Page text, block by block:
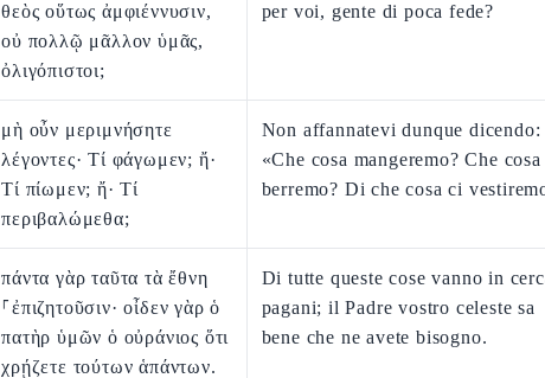
θεὸς οὕτως ἀμφιέννυσιν,
οὐ πολλῷ μᾶλλον ὑμᾶς,
ὀλιγόπιστοι;
per voi, gente di poca fede?
μὴ οὖν μεριμνήσητε
λέγοντες· Τί φάγωμεν; ἤ·
Τί πίωμεν; ἤ· Τί
περιβαλώμεθα;
Non affannatevi dunque dicendo:
«Che cosa mangeremo? Che cosa
berremo? Di che cosa ci
πάντα γὰρ ταῦτα τὰ ἔθνη
⸀ἐπιζητοῦσιν· οἶδεν γὰρ ὁ
πατὴρ ὑμῶν ὁ οὐράνιος ὅτι
χρῄζετε τούτων ἁπάντων.
Di tutte queste cose vanno in
pagani; il Padre vostro celeste sa
bene che ne avete bisogno.